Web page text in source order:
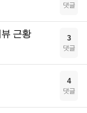
댓글
근황 3
댓글
4
댓글